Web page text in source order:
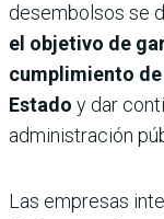
desembolsos se
el objetivo de
cumplimiento
Estado y dar
administración
Las empresas